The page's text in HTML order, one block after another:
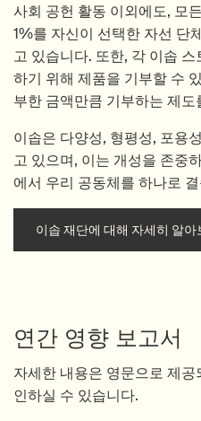
사회 공헌 활동 이외에도, 모
1%를 자신이 선택한 자선 단
고 있습니다. 또한, 각 이솝
하기 위해 제품을 기부할 수
부한 금액만큼 기부하는 제
이솝은 다양성, 형평성, 포용
고 있으며, 이는 개성을 존중
에서 우리 공동체를 하나로
이솝 재단에 대해 자세히 알아
연간 영향 보고서
자세한 내용은 영문으로 제
인하실 수 있습니다.